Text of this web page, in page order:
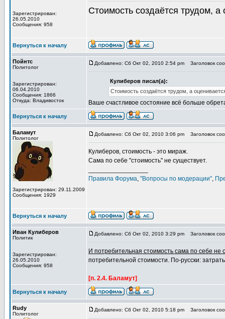
Зарегистрирован:
26.05.2010
Сообщения: 958
Стоимость создаётся трудом,
Вернуться к началу
Пойнтс
Политолог
Зарегистрирован:
06.04.2010
Сообщения: 1866
Откуда: Владивосток
Добавлено: Сб Окт 02, 2010 2:54 pm Заголовок
Кулиберов писал(а):
Стоимость создаётся трудом, а
Ваше счастливое состояние всё больше
Вернуться к началу
Баламут
Политолог
Зарегистрирован: 29.11.2009
Сообщения: 1929
Добавлено: Сб Окт 02, 2010 3:06 pm Заголовок
Кулиберов, стоимость - это мираж.
Сама по себе "стоимость" не существует.
Правила Форума, "Вопросы по модерации",
Вернуться к началу
Иван Кулиберов
Политик
Зарегистрирован:
26.05.2010
Сообщения: 958
Добавлено: Сб Окт 02, 2010 3:29 pm Заголовок
И потребительная стоимость сама по себе не
потребительной стоимости. По-русски:
[п. 2.4. Баламут]
Вернуться к началу
Rudy
Политолог
Добавлено: Сб Окт 02, 2010 5:18 pm Заголовок